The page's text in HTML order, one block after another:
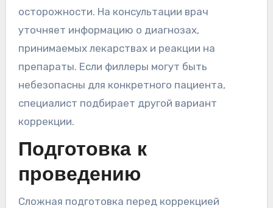
осторожности. На консультации врач
уточняет информацию о диагнозах,
принимаемых лекарствах и реакции на
препараты. Если филлеры могут быть
небезопасны для конкретного пациента,
специалист подбирает другой вариант
коррекции.
Подготовка к
проведению
Сложная подготовка перед коррекцией